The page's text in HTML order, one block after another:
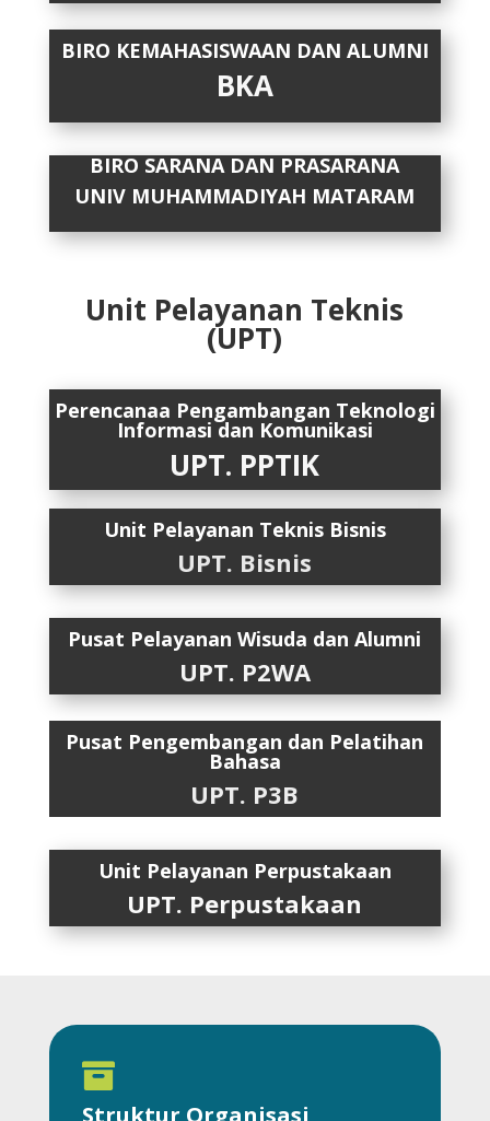
BIRO KEMAHASISWAAN DAN ALUMNI
BKA
BIRO SARANA DAN PRASARANA
UNIV MUHAMMADIYAH MATARAM
Unit Pelayanan Teknis
(UPT)
Perencanaa Pengambangan Teknologi
Informasi dan Komunikasi
UPT. PPTIK
Unit Pelayanan Teknis Bisnis
UPT. Bisnis
Pusat Pelayanan Wisuda dan Alumni
UPT. P2WA
Pusat Pengembangan dan Pelatihan
Bahasa
UPT. P3B
Unit Pelayanan Perpustakaan
UPT. Perpustakaan

Struktur Organisasi